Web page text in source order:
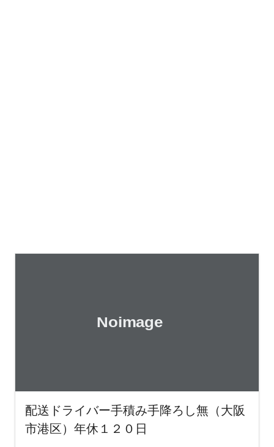
配送ドライバー手積み手降ろし無（大阪
市港区）年休１２０日